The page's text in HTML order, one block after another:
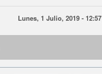
Lunes, 1 Julio, 2019 - 12:57